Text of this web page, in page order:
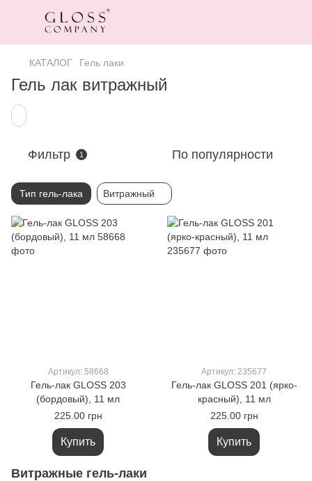
КАТАЛОГ Гель лаки
Гель лак витражный
Фильтр 1 По популярности
Тип гель-лака Витражный
Артикул: 58668
Гель-лак GLOSS 203
(бордовый), 11 мл
225.00 грн
Купить
Артикул: 235677
Гель-лак GLOSS 201 (ярко-
красный), 11 мл
225.00 грн
Купить
Витражные гель-лаки